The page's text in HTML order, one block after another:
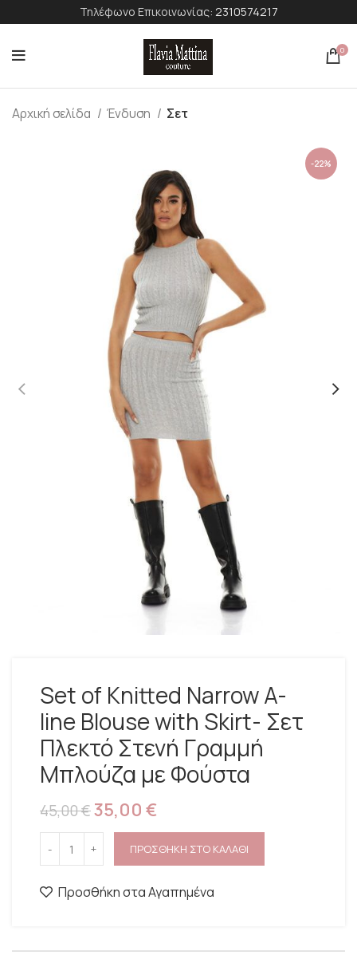
Τηλέφωνο Επικοινωνίας: 2310574217
0
Αρχική σελίδα Ένδυση Σετ
-22%
Set of Knitted Narrow A-
line Blouse with Skirt- Σετ
Πλεκτό Στενή Γραμμή
Μπλούζα με Φούστα
45,00€35,00 €
ΠΡΟΣΘΗΚΗ ΣΤΟ ΚΑΛΑΘΙ
Προσθήκη στα Αγαπημένα